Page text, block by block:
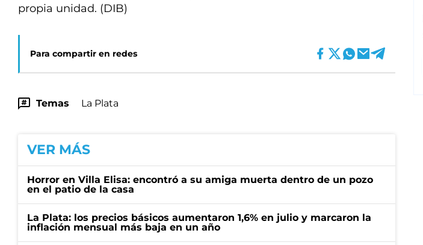
propia unidad. (DIB)
Para compartir en redes
Temas La Plata
VER MÁS
Horror en Villa Elisa: encontró a su amiga muerta dentro de un pozo
en el patio de la casa
La Plata: los precios básicos aumentaron 1,6% en julio y marcaron la
inflación mensual más baja en un año